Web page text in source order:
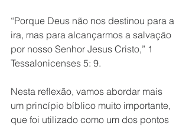
“Porque Deus não nos destinou para a
ira, mas para alcançarmos a salvação
por nosso Senhor Jesus Cristo,” 1
Tessalonicenses 5: 9.
Nesta reflexão, vamos abordar mais
um princípio bíblico muito importante,
que foi utilizado como um dos pontos